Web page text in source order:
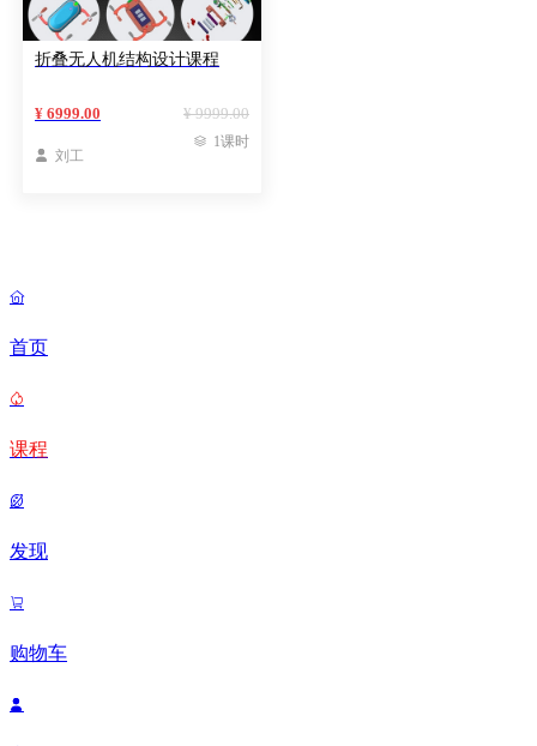
折叠无人机结构设计课程
¥ 9999.00
¥ 6999.00
 刘工
 1课时

首页

课程

发现

购物车
